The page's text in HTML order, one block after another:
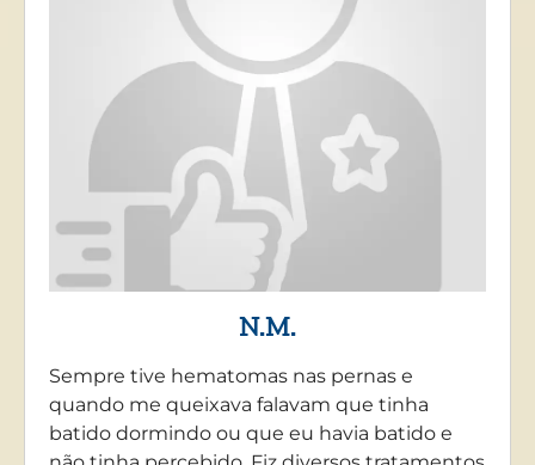
N.M.
Sempre tive hematomas nas pernas e
quando me queixava falavam que tinha
batido dormindo ou que eu havia batido e